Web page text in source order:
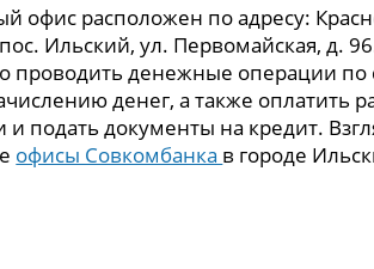
офис расположен по адресу:
Ильский, ул. Первомайская, д.
проводить денежные операции по
денег, а также оплатить
и подать документы на кредит.
офисы Совкомбанка в городе